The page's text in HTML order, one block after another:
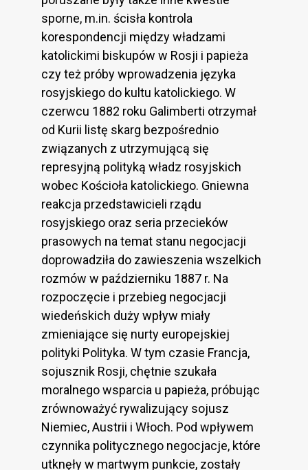
sporne, m.in. ścisła kontrola
korespondencji między władzami
katolickimi biskupów w Rosji i papieża
czy też próby wprowadzenia języka
rosyjskiego do kultu katolickiego. W
czerwcu 1882 roku Galimberti otrzymał
od Kurii listę skarg bezpośrednio
związanych z utrzymującą się
represyjną polityką władz rosyjskich
wobec Kościoła katolickiego. Gniewna
reakcja przedstawicieli rządu
rosyjskiego oraz seria przecieków
prasowych na temat stanu negocjacji
doprowadziła do zawieszenia wszelkich
rozmów w październiku 1887 r. Na
rozpoczęcie i przebieg negocjacji
wiedeńskich duży wpływ miały
zmieniające się nurty europejskiej
polityki Polityka. W tym czasie Francja,
sojusznik Rosji, chętnie szukała
moralnego wsparcia u papieża, próbując
zrównoważyć rywalizujący sojusz
Niemiec, Austrii i Włoch. Pod wpływem
czynnika politycznego negocjacje, które
utknęły w martwym punkcie, zostały